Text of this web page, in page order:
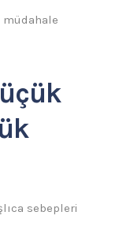
müdahale
sebepleri